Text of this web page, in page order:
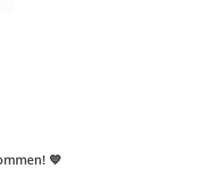
💙